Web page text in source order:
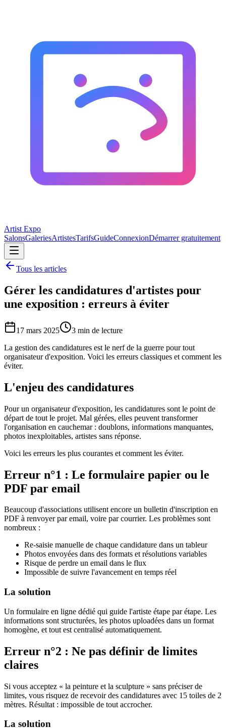
Artist Expo
SalonsGaleriesArtistesTarifsGuideConnexionDémarrer gratuitement
Tous les articles
Gérer les candidatures d'artistes pour
une exposition : erreurs à éviter
17 mars 2025 3 min de lecture
La gestion des candidatures est le nerf de la guerre pour tout
organisateur d'exposition. Voici les erreurs classiques et comment les
éviter.
L'enjeu des candidatures
Pour un organisateur d'exposition, les candidatures sont le point de
départ de tout le projet. Mal gérées, elles peuvent transformer
l'organisation en cauchemar : doublons, informations manquantes,
photos inexploitables, artistes sans réponse.
Voici les erreurs les plus courantes et comment les éviter.
Erreur n°1 : Le formulaire papier ou le
PDF par email
Beaucoup d'associations utilisent encore un bulletin d'inscription en
PDF à renvoyer par email, voire par courrier. Les problèmes sont
nombreux :
Re-saisie manuelle de chaque candidature dans un tableur
Photos envoyées dans des formats et résolutions variables
Risque de perdre un email dans le flux
Impossible de suivre l'avancement en temps réel
La solution
Un formulaire en ligne dédié qui guide l'artiste étape par étape. Les
informations sont structurées, les photos uploadées dans un format
homogène, et tout est centralisé automatiquement.
Erreur n°2 : Ne pas définir de limites
claires
Si vous acceptez « la peinture et la sculpture » sans préciser de
limites, vous risquez de recevoir des candidatures avec 15 toiles de 2
mètres. Résultat : impossible de tout accrocher.
La solution